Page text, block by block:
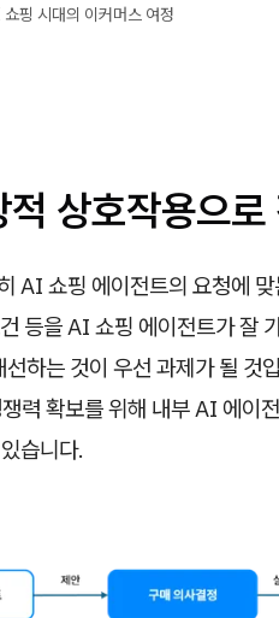
핑 시대의 이커머스 여정
상호작용으로
AI 쇼핑 에이전트의 요청에
등을 AI 쇼핑 에이전트가 잘
하는 것이 우선 과제가 될 것
력 확보를 위해 내부 AI 에이
습니다.